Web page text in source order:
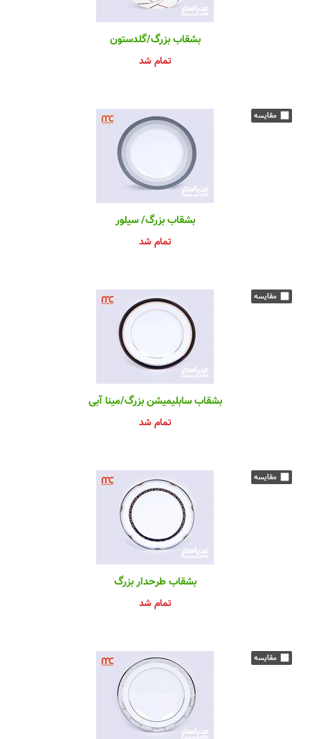
بشقاب بزرگ/گلدستون
تمام شد
بشقاب بزرگ/ سیلور
تمام شد
بشقاب سابلیمیشن بزرگ/مینا آبی
تمام شد
بشقاب طرحدار بزرگ
تمام شد